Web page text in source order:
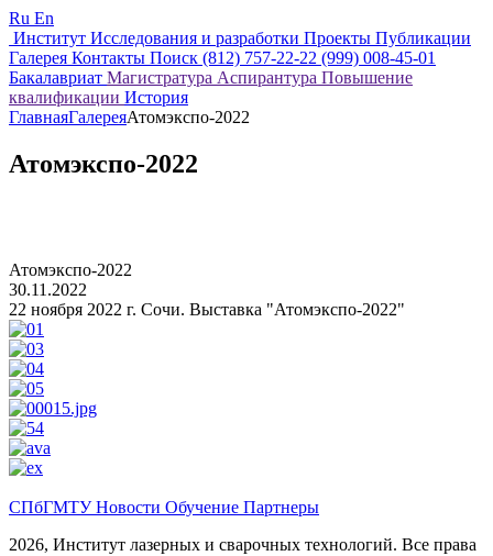
Ru En
Институт Исследования и разработки Проекты Публикации
Галерея Контакты Поиск (812) 757-22-22 (999) 008-45-01
Бакалавриат Магистратура Аспирантура Повышение
квалификации История
ГлавнаяГалереяАтомэкспо-2022
Атомэкспо-2022
Атомэкспо-2022
30.11.2022
22 ноября 2022 г. Сочи. Выставка "Атомэкспо-2022"
СПбГМТУНовости Обучение Партнеры
2026, Институт лазерных и сварочных технологий. Все права